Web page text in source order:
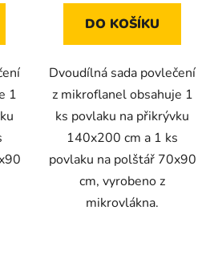
1
DO KOŠÍKU
Dvoudílná sada povlečení
z mikroflanel obsahuje 1
ks povlaku na přikrývku
140x200 cm a 1 ks
povlaku na polštář 70x90
cm, vyrobeno z
mikrovlákna.